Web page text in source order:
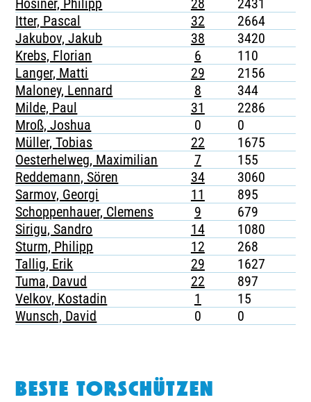
Hosiner, Philipp
28 2431
Itter, Pascal
32 2664
Jakubov, Jakub
38 3420
Krebs, Florian
6 110
Langer, Matti
29 2156
Maloney, Lennard
8 344
Milde, Paul
31 2286
Mroß, Joshua
0 0
Müller, Tobias
22 1675
Oesterhelweg, Maximilian
7 155
Reddemann, Sören
34 3060
Sarmov, Georgi
11 895
Schoppenhauer, Clemens
9 679
Sirigu, Sandro
14 1080
Sturm, Philipp
12 268
Tallig, Erik
29 1627
Tuma, Davud
22 897
Velkov, Kostadin
1 15
Wunsch, David
0 0
BESTE TORSCHÜTZEN